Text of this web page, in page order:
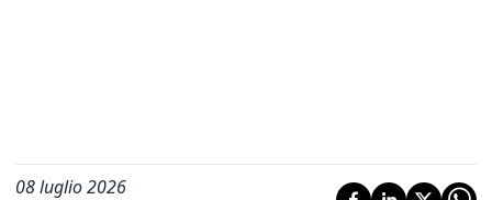
08 luglio 2026